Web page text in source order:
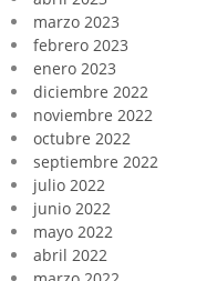
marzo 2023
febrero 2023
enero 2023
diciembre 2022
noviembre 2022
octubre 2022
septiembre 2022
julio 2022
junio 2022
mayo 2022
abril 2022